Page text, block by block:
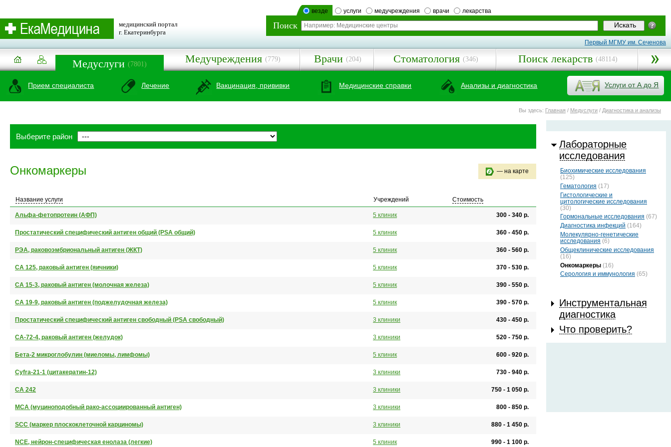
везде услуги медучреждения врачи лекарства
Поиск
медицинский портал
г. Екатеринбурга
Первый МГМУ им. Сеченова
Медуслуги (7801) Медучреждения (779) Врачи (204) Стоматология (346) Поиск лекарств (48114)
Прием специалиста Лечение Вакцинация, прививки Медицинские справки Анализы и диагностика Услуги от А до Я
Вы здесь: Главная / Медуслуги / Диагностика и анализы
Лабораторные
исследования
Биохимические исследования
(125)
Гематология (17)
Гистологические и
цитологические исследования
(30)
Гормональные исследования (67)
Диагностика инфекций (164)
Молекулярно-генетические
исследования (6)
Общеклинические исследования
(16)
Онкомаркеры (16)
Серология и иммунология (65)
Инструментальная
диагностика
Что проверить?
Выберите район
— на карте
Онкомаркеры
Название услуги Учреждений Стоимость
Альфа-фетопротеин (АФП) 5 клиник 300 - 340 р.
Простатический специфический антиген общий (PSA общий) 5 клиник 360 - 450 р.
РЭА, раковоэмбриональный антиген (ЖКТ) 5 клиник 360 - 560 р.
СА 125, раковый антиген (яичники) 5 клиник 370 - 530 р.
СА 15-3, раковый антиген (молочная железа) 5 клиник 390 - 550 р.
СА 19-9, раковый антиген (поджелудочная железа) 5 клиник 390 - 570 р.
Простатический специфический антиген свободный (PSA свободный) 3 клиники 430 - 450 р.
СА-72-4, раковый антиген (желудок) 3 клиники 520 - 750 р.
Бета-2 микроглобулин (миеломы, лимфомы) 5 клиник 600 - 920 р.
Cyfra-21-1 (цитакератин-12) 3 клиники 730 - 940 р.
СА 242 3 клиники 750 - 1 050 р.
MCA (муциноподобный рако-ассоциированный антиген) 3 клиники 800 - 850 р.
SCC (маркер плоскоклеточной карциномы) 3 клиники 880 - 1 450 р.
NCE, нейрон-специфическая енолаза (легкие) 5 клиник 990 - 1 100 р.